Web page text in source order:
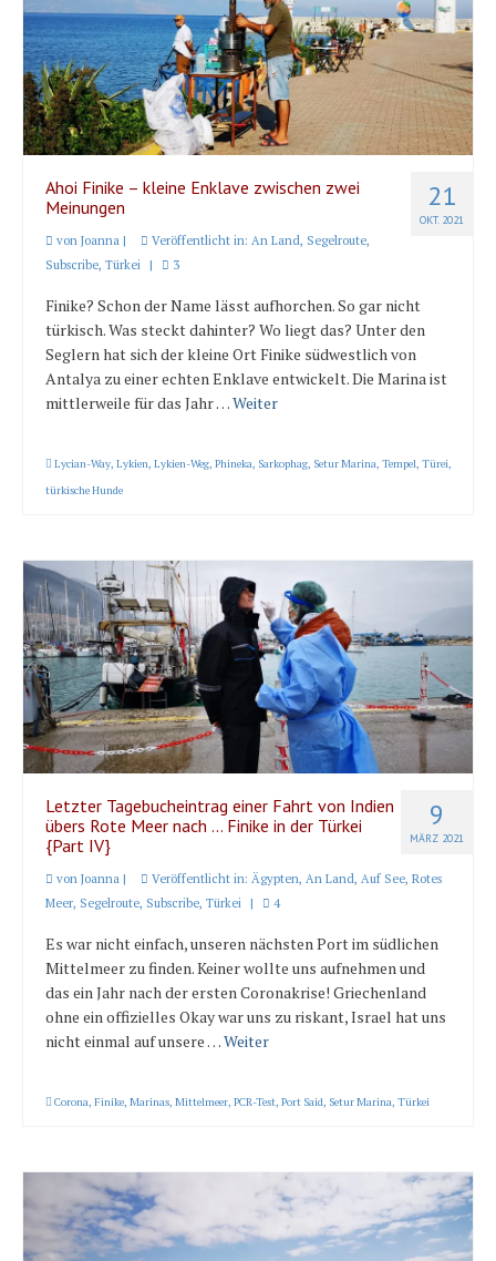
21
OKT. 2021
Ahoi Finike – kleine Enklave zwischen zwei
Meinungen
von Joanna | Veröffentlicht in: An Land, Segelroute,
Subscribe, Türkei | 3
Finike? Schon der Name lässt aufhorchen. So gar nicht
türkisch. Was steckt dahinter? Wo liegt das? Unter den
Seglern hat sich der kleine Ort Finike südwestlich von
Antalya zu einer echten Enklave entwickelt. Die Marina ist
mittlerweile für das Jahr …Weiter
Lycian-Way, Lykien, Lykien-Weg, Phineka, Sarkophag, Setur Marina, Tempel, Türei,
türkische Hunde
9
MÄRZ 2021
Letzter Tagebucheintrag einer Fahrt von Indien
übers Rote Meer nach … Finike in der Türkei
{Part IV}
von Joanna | Veröffentlicht in: Ägypten, An Land, Auf See, Rotes
Meer, Segelroute, Subscribe, Türkei | 4
Es war nicht einfach, unseren nächsten Port im südlichen
Mittelmeer zu finden. Keiner wollte uns aufnehmen und
das ein Jahr nach der ersten Coronakrise! Griechenland
ohne ein offizielles Okay war uns zu riskant, Israel hat uns
nicht einmal auf unsere …Weiter
Corona, Finike, Marinas, Mittelmeer, PCR-Test, Port Said, Setur Marina, Türkei